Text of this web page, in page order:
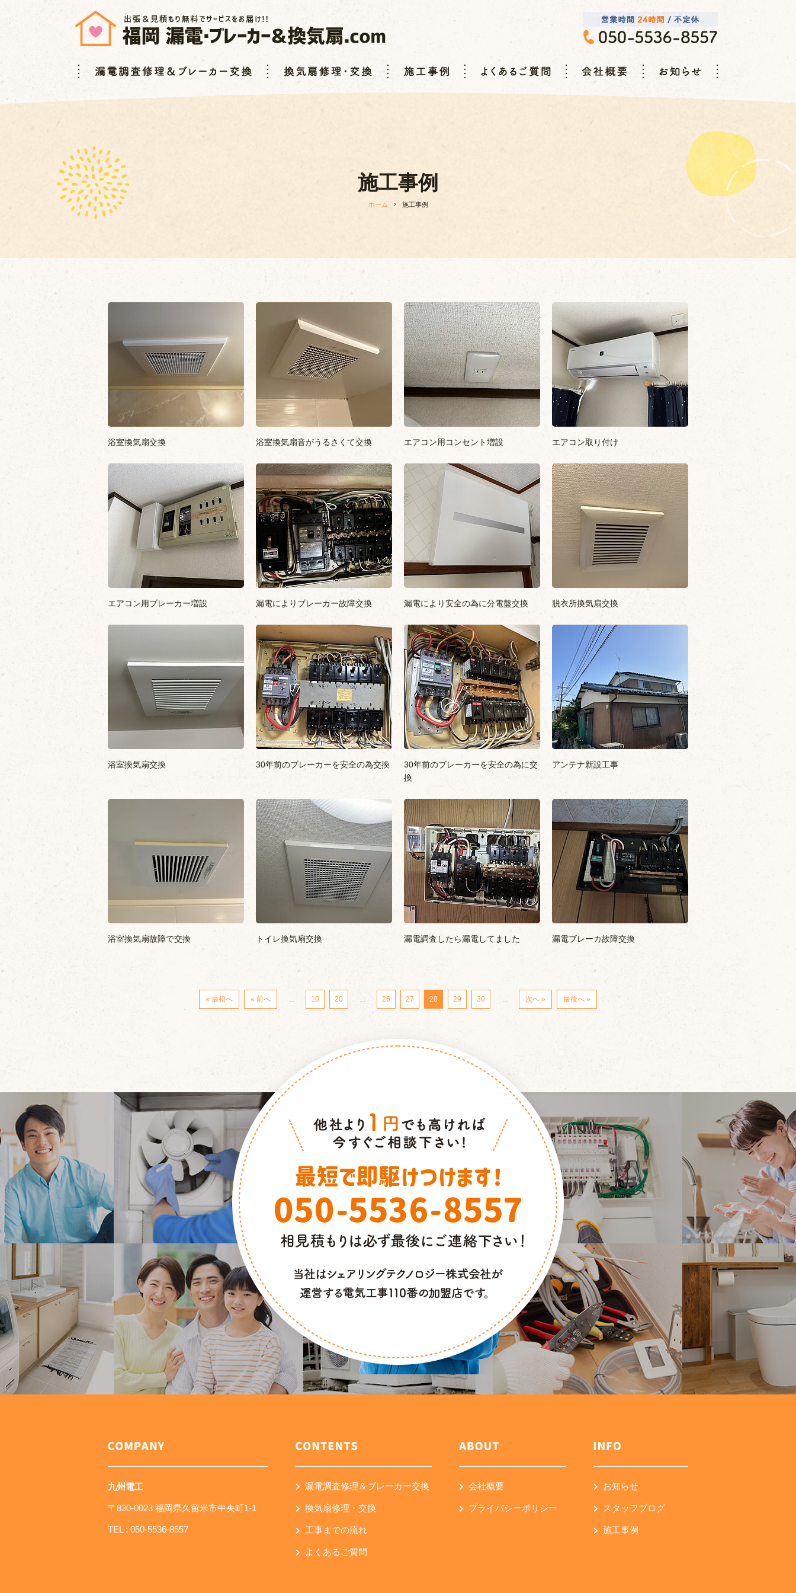
施工事例
ホーム 施工事例
浴室換気扇交換 浴室換気扇音がうるさくて交換 エアコン用コンセント増設 エアコン取り付け
エアコン用ブレーカー増設 漏電によりブレーカー故障交換 漏電により安全の為に分電盤交換 脱衣所換気扇交換
浴室換気扇交換 30年前のブレーカーを安全の為交換
30年前のブレーカーを安全の為に交
換
アンテナ新設工事
浴室換気扇故障で交換 トイレ換気扇交換 漏電調査したら漏電してました 漏電ブレーカ故障交換
« 最初へ « 前へ ... 10 20 ... 26 27 28 29 30 ... 次へ » 最後へ »
九州電工
〒830-0023 福岡県久留米市中央町1-1
TEL : 050-5536-8557
漏電調査修理＆ブレーカー交換
換気扇修理・交換
工事までの流れ
よくあるご質問
会社概要
プライバシーポリシー
お知らせ
スタッフブログ
施工事例